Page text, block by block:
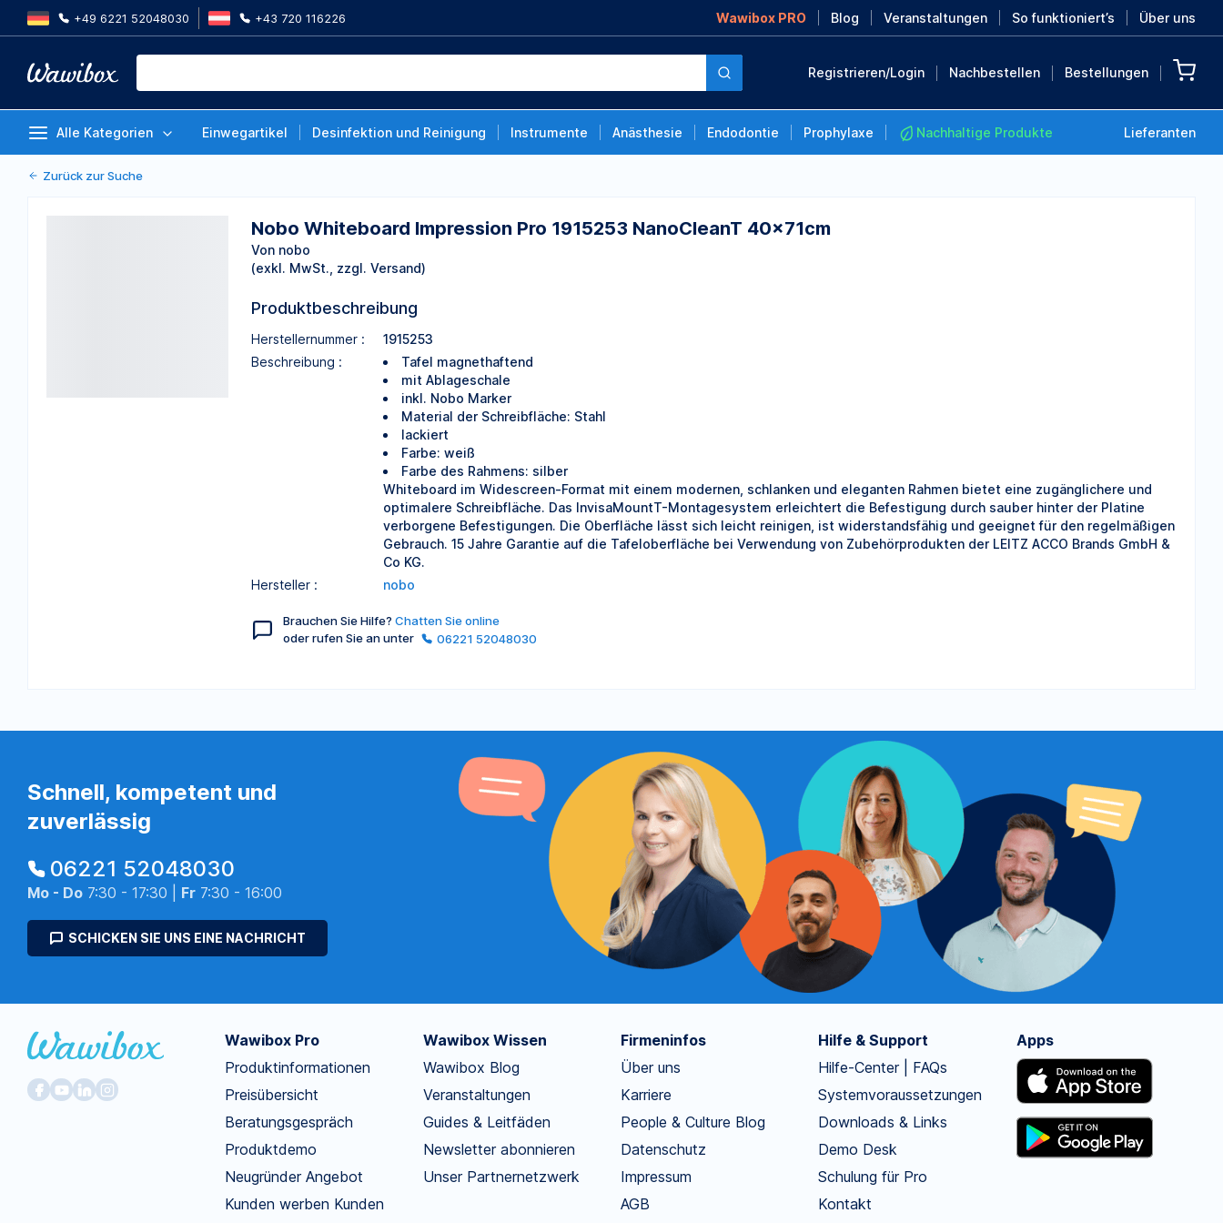
+49 6221 52048030 +43 720 116226 Wawibox PRO Blog Veranstaltungen So funktioniert’s Über uns
Registrieren/Login Nachbestellen Bestellungen
Alle Kategorien Einwegartikel Desinfektion und Reinigung Instrumente Anästhesie Endodontie Prophylaxe Nachhaltige Produkte Lieferanten
Nobo Whiteboard Impression Pro 1915253
Zurück zur Suche
Nobo Whiteboard Impression Pro 1915253 NanoCleanT 40x71cm
Von nobo
(exkl. MwSt., zzgl. Versand)
Produktbeschreibung
Herstellernummer :
1915253
Beschreibung :
Tafel magnethaftend
mit Ablageschale
inkl. Nobo Marker
Material der Schreibfläche: Stahl
lackiert
Farbe: weiß
Farbe des Rahmens: silber
Whiteboard im Widescreen-Format mit einem modernen, schlanken und eleganten Rahmen bietet eine zugänglichere und
optimalere Schreibfläche. Das InvisaMountT-Montagesystem erleichtert die Befestigung durch sauber hinter der Platine
verborgene Befestigungen. Die Oberfläche lässt sich leicht reinigen, ist widerstandsfähig und geeignet für den regelmäßigen
Gebrauch. 15 Jahre Garantie auf die Tafeloberfläche bei Verwendung von Zubehörprodukten der LEITZ ACCO Brands GmbH &
Co KG.
Hersteller :
nobo
Brauchen Sie Hilfe? Chatten Sie online
oder rufen Sie an unter
06221 52048030
Schnell, kompetent und
zuverlässig
06221 52048030
Mo - Do 7:30 - 17:30 | Fr 7:30 - 16:00
SCHICKEN SIE UNS EINE NACHRICHT
Wawibox Pro
Produktinformationen
Preisübersicht
Beratungsgespräch
Produktdemo
Neugründer Angebot
Kunden werben Kunden
Wawibox Wissen
Wawibox Blog
Veranstaltungen
Guides & Leitfäden
Newsletter abonnieren
Unser Partnernetzwerk
Firmeninfos
Über uns
Karriere
People & Culture Blog
Datenschutz
Impressum
AGB
Hilfe & Support
Hilfe-Center | FAQs
Systemvoraussetzungen
Downloads & Links
Demo Desk
Schulung für Pro
Kontakt
Apps